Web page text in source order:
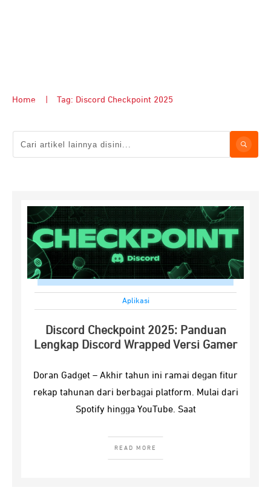
Home Tag: Discord Checkpoint 2025
Aplikasi
Discord Checkpoint 2025: Panduan
Lengkap Discord Wrapped Versi Gamer
Doran Gadget – Akhir tahun ini ramai degan fitur
rekap tahunan dari berbagai platform. Mulai dari
Spotify hingga YouTube. Saat
READ MORE